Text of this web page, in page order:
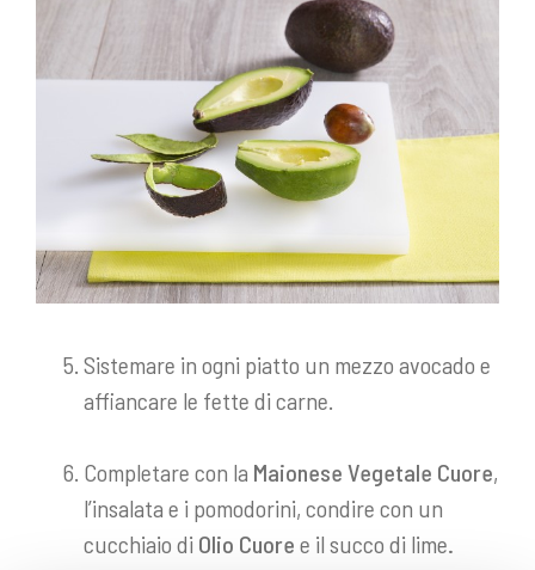
Sistemare in ogni piatto un mezzo avocado e
affiancare le fette di carne.
Completare con la Maionese Vegetale Cuore,
l’insalata e i pomodorini, condire con un
cucchiaio di Olio Cuore e il succo di lime.